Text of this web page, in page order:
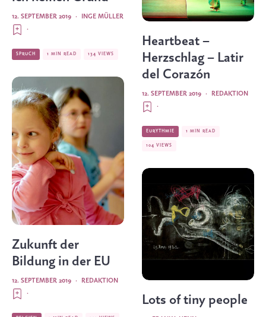
INGE MÜLLER
·
12. SEPTEMBER 2019
·
SPRUCH 1 MIN READ 134 VIEWS
Zukunft der
Bildung in der EU
REDAKTION
·
12. SEPTEMBER 2019
·
Heartbeat –
Herzschlag – Latir
del Corazón
REDAKTION
·
12. SEPTEMBER 2019
·
EURYTHMIE 1 MIN READ
104 VIEWS
Lots of tiny people